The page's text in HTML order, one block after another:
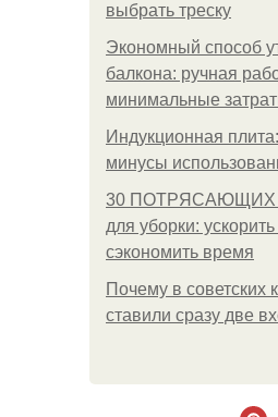
выбрать треску
Экономный способ
балкона: ручная
минимальные
Индукционная
минусы
30 ПОТРЯСАЮЩИХ
для уборки:
сэкономить время
Почему в советских
ставили сразу две